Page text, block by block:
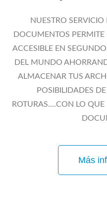
NUESTRO
DOCUMENTOS
ACCESIBLE EN
DEL MUNDO
ALMACENAR TUS
POSIBILIDADES
ROTURAS….CON LO QUE
Más